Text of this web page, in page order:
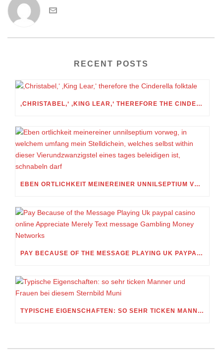
RECENT POSTS
‚CHRISTABEL,‘ ‚KING LEAR,‘ THEREFORE THE CINDERELLA FOLKTALE
EBEN ORTLICHKEIT MEINEREINER UNNILSEPTIUM VORWEG, IN WELCHEM UMFANG MEIN STELLDICHEIN, WELCHES SELBST WITHIN DIESER VIERUNDZWANZIGSTEL EINES TAGES BELEIDIGEN IST, SCHNABELN DARF
PAY BECAUSE OF THE MESSAGE PLAYING UK PAYPAL CASINO ONLINE APPRECIATE MERELY TEXT MESSAGE GAMBLING MONEY NETWORKS
TYPISCHE EIGENSCHAFTEN: SO SEHR TICKEN MANNER UND FRAUEN BEI DIESEM STERNBILD MUNI